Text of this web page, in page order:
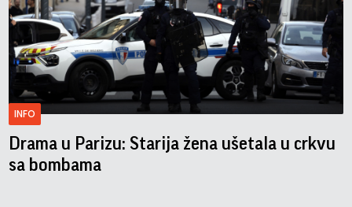
INFO
Drama u Parizu: Starija žena ušetala u crkvu
sa bombama